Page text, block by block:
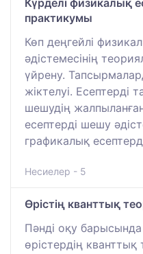
Күрделі физикалық
практикумы
Көп деңгейлі
әдістемесінің
үйрену.
жіктелуі. Есептерді
шешудің
есептерді шешу
графикалық
Несиелер - 5
Өрістің кванттық
Пәнді оқу
өрістердің